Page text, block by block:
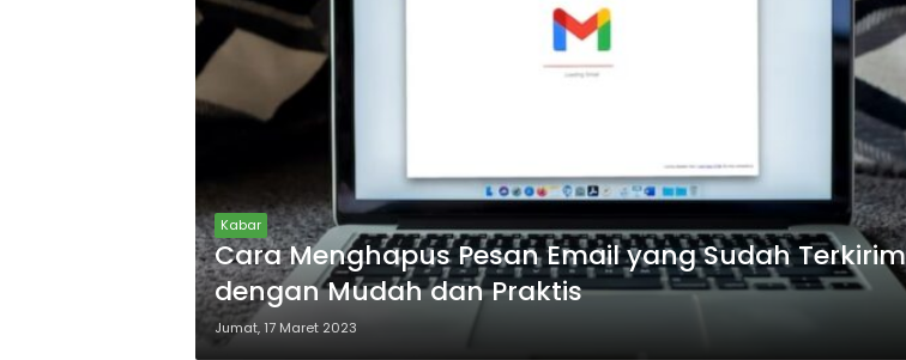
Kabar
Cara Menghapus Pesan Email yang Sudah Terkirim
dengan Mudah dan Praktis
Jumat, 17 Maret 2023